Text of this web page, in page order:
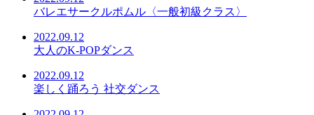
バレエサークルポムル〈一般初級クラス〉
2022.09.12
大人のK-POPダンス
2022.09.12
楽しく踊ろう 社交ダンス